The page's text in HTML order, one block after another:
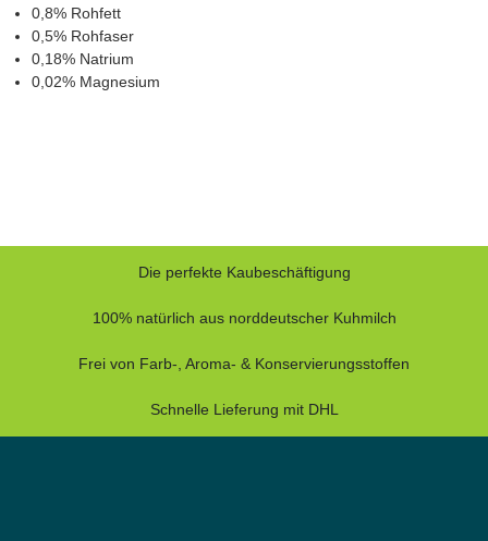
0,8% Rohfett
0,5% Rohfaser
0,18% Natrium
0,02% Magnesium
Die perfekte Kaubeschäftigung
100% natürlich aus norddeutscher Kuhmilch
Frei von Farb-, Aroma- & Konservierungsstoffen
Schnelle Lieferung mit DHL